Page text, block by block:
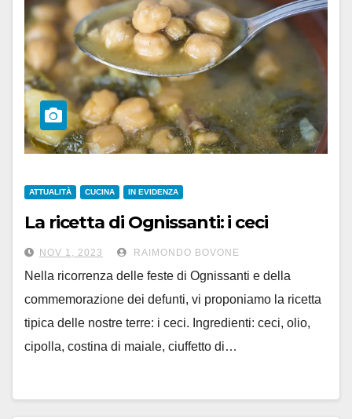
ATTUALITÀ CUCINA IN EVIDENZA
La ricetta di Ognissanti: i ceci
NOV 1, 2023 RAIMONDO BOVONE
Nella ricorrenza delle feste di Ognissanti e della
commemorazione dei defunti, vi proponiamo la ricetta
tipica delle nostre terre: i ceci. Ingredienti: ceci, olio,
cipolla, costina di maiale, ciuffetto di…